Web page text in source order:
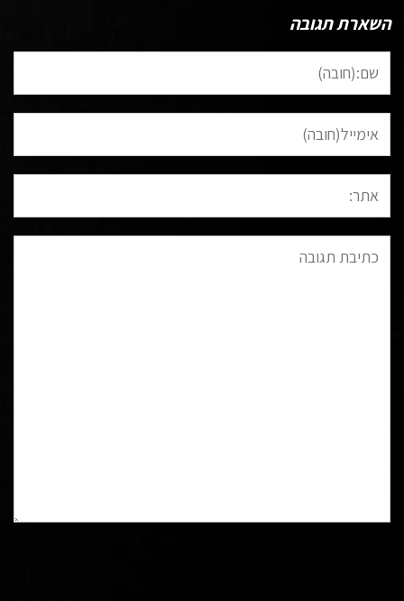
השארת תגובה